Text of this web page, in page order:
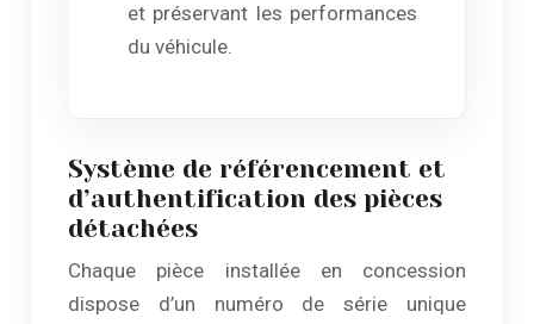
et préservant les performances
du véhicule.
Système de référencement et
d’authentification des pièces
détachées
Chaque pièce installée en concession
dispose d’un numéro de série unique